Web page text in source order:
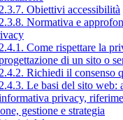
2.3.7. Obiettivi accessibilità
2.3.8. Normativa e
2.4.1. Come rispettare la
di un sito o
2.4.2. Richiedi il consenso
2.4.3. Le basi del sito web:
privacy,
gestione e strategia